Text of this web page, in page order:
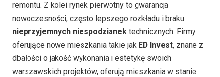
remontu. Z kolei rynek pierwotny to gwarancja
nowoczesności, często lepszego rozkładu i braku
nieprzyjemnych niespodzianek technicznych. Firmy
oferujące nowe mieszkania takie jak ED Invest, znane z
dbałości o jakość wykonania i estetykę swoich
warszawskich projektów, oferują mieszkania w stanie